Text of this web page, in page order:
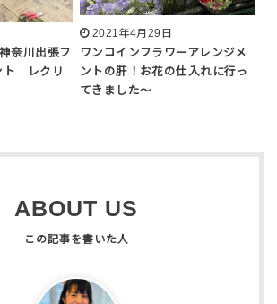
奈川出張フ
ト レクリ
2021年4月29日
ワンコインフラワーアレンジメ
ントの肝！お花の仕入れに行っ
てきました～
ABOUT US